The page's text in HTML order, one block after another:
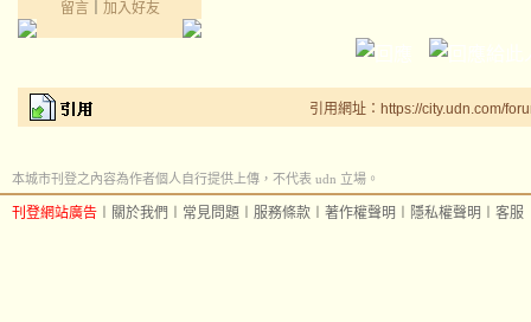
留言｜ 加入好友
引用網址：https://city.udn.com/
本城市刊登之內容為作者個人自行提供上傳，不代表 udn 立場。
刊登網站廣告 關於我們 常見問題 服務條款 著作權聲明 隱私權聲明 客服